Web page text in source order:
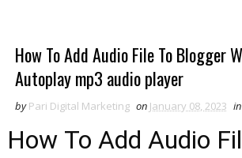
How To Add Audio File To Blogger
Autoplay mp3 audio player
by Pari Digital Marketing on January 08, 2023 in
How To Add Audio